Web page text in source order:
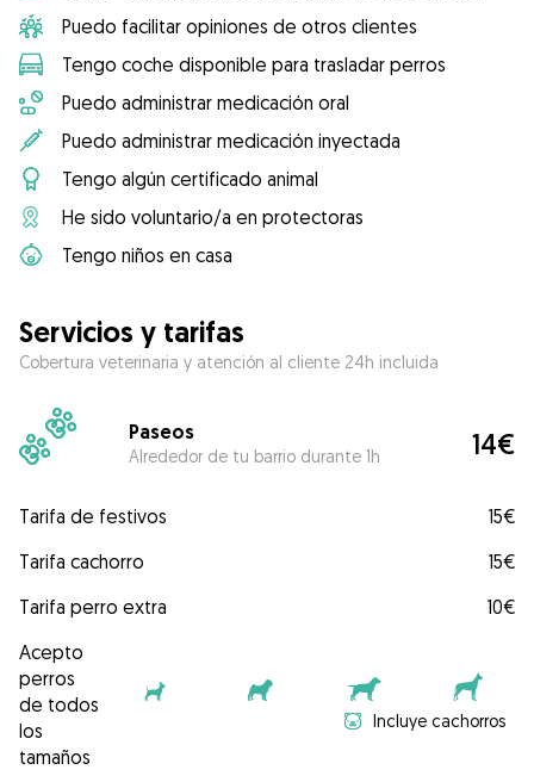
Puedo facilitar opiniones de otros clientes
Tengo coche disponible para trasladar perros
Puedo administrar medicación oral
Puedo administrar medicación inyectada
Tengo algún certificado animal
He sido voluntario/a en protectoras
Tengo niños en casa
Servicios y tarifas
Cobertura veterinaria y atención al cliente 24h incluida
Paseos
Alrededor de tu barrio durante 1h 14€
Tarifa de festivos
15€
Tarifa cachorro
15€
Tarifa perro extra
10€
Acepto
perros
de todos
los
tamaños
Incluye cachorros